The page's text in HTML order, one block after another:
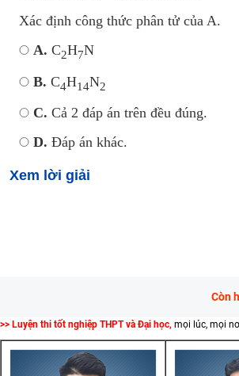
Xác định công thức phân tử của A.
A. C2H7N
B. C4H14N2
C. Cả 2 đáp án trên đều đúng.
D. Đáp án khác.
Xem lời giải
Còn
>> Luyện thi tốt nghiệp THPT và Đại học, mọi lúc, mọi